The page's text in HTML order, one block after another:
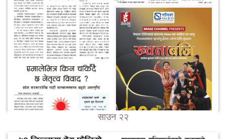
साउन २२